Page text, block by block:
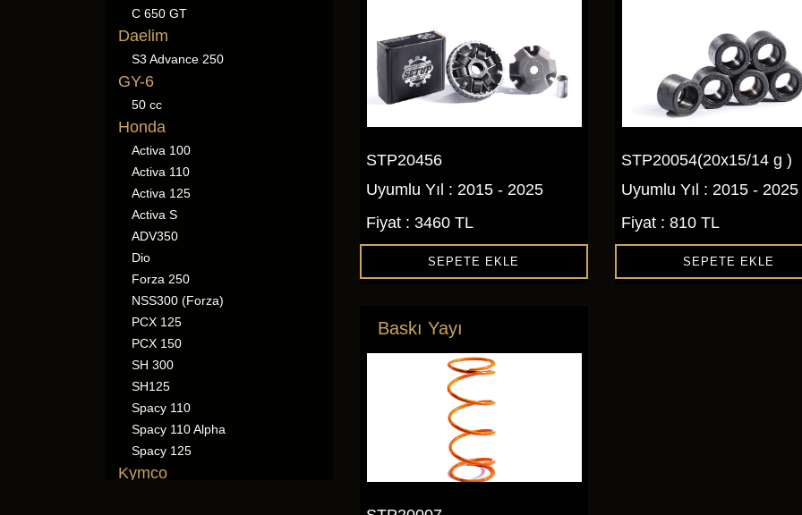
C 650 GT
Daelim
S3 Advance 250
GY-6
50 cc
Honda
Activa 100
Activa 110
Activa 125
Activa S
ADV350
Dio
Forza 250
NSS300 (Forza)
PCX 125
PCX 150
SH 300
SH125
Spacy 110
Spacy 110 Alpha
Spacy 125
Kymco
STP20456
Uyumlu Yıl : 2015 - 2025
Fiyat : 3460 TL
SEPETE EKLE
STP20054(20x15/14 g )
Uyumlu Yıl : 2015 - 2025
Fiyat : 810 TL
SEPETE EKLE
Baskı Yayı